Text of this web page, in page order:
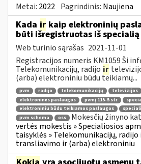
Metai: 2022 Pagrindinis: Naujiena
Kada ir kaip elektroninių
būti išregistruotas iš specialią
Web turinio sąrašas 2021-11-01
Registracijos numeris KM1059 Ši
Telekomunikacijų, radijo ir
(arba) elektroniniu būdu teikiamų...
pvm radijo telekomunikacijų televizijos
elektroninės paslaugos
pvmį 115-5 str
elektroniniu būdu teikiamos paslaugos
pvm schema
oss Mokesčių žinyno
vertės mokestis » Specialiosios
taisyklės » Telekomunikacijų,
transliavimo ir (arba) elektroniniu